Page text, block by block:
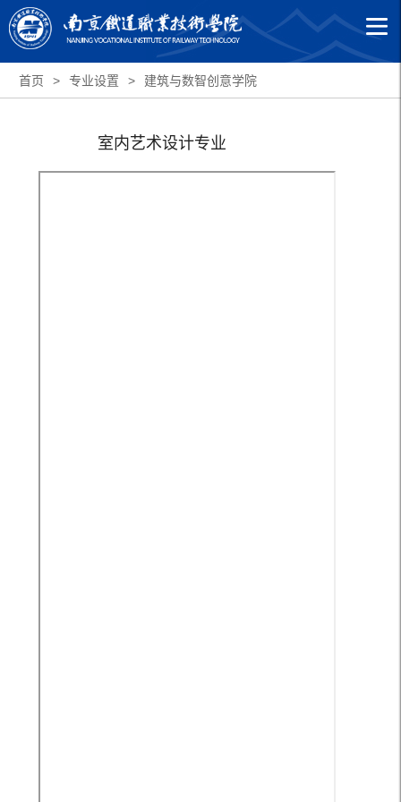
首页 > 专业设置 > 建筑与数智创意学院
室内艺术设计专业